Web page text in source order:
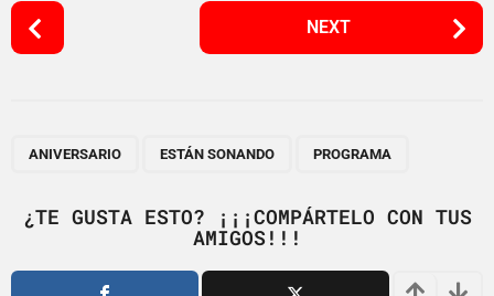
P
o
a
NEXT
ANIVERSARIO ESTÁN SONANDO PROGRAMA
¿TE GUSTA ESTO? ¡¡¡COMPÁRTELO CON TUS
AMIGOS!!!